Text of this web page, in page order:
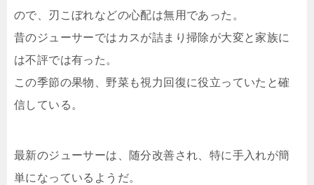
ので、刃こぼれなどの心配は無用であった。
昔のジューサーではカスが詰まり掃除が大変と家族に
は不評では有った。
この季節の果物、野菜も視力回復に役立っていたと確
信している。
最新のジューサーは、随分改善され、特に手入れが簡
単になっているようだ。